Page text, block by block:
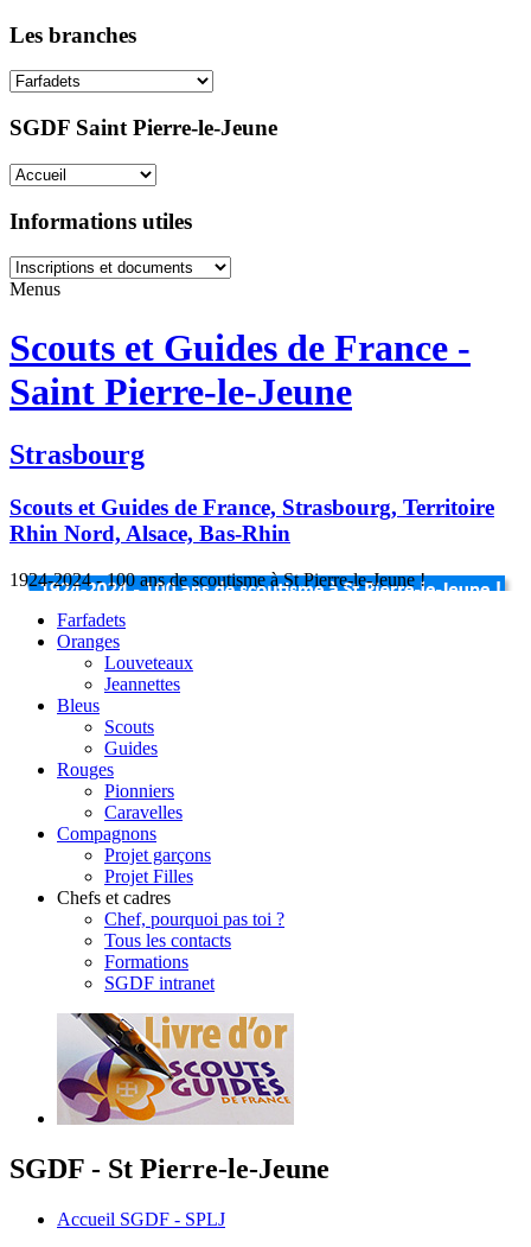
Les branches
SGDF Saint Pierre-le-Jeune
Informations utiles
Menus
Scouts et Guides de France -
Saint Pierre-le-Jeune
Strasbourg
Scouts et Guides de France, Strasbourg, Territoire
Rhin Nord, Alsace, Bas-Rhin
1924-2024 - 100 ans de scoutisme à St Pierre-le-Jeune !
Farfadets
Oranges
Louveteaux
Jeannettes
Bleus
Scouts
Guides
Rouges
Pionniers
Caravelles
Compagnons
Projet garçons
Projet Filles
Chefs et cadres
Chef, pourquoi pas toi ?
Tous les contacts
Formations
SGDF intranet
SGDF - St Pierre-le-Jeune
Accueil SGDF - SPLJ